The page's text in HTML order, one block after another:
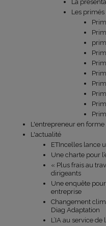
La
Les primés
L'entrepreneur en forme
L'actualité
ETIncelles lance
Une charte pour
« Plus frais au
dirigeants
Une enquête
entreprise
Changement
Diag Adaptation
L’IA au service